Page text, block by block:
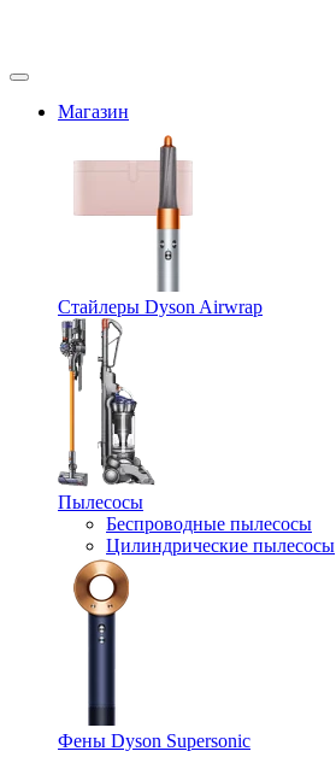
Магазин
Стайлеры Dyson Airwrap
Пылесосы
Беспроводные пылесосы
Цилиндрические пылесосы
Фены Dyson Supersonic